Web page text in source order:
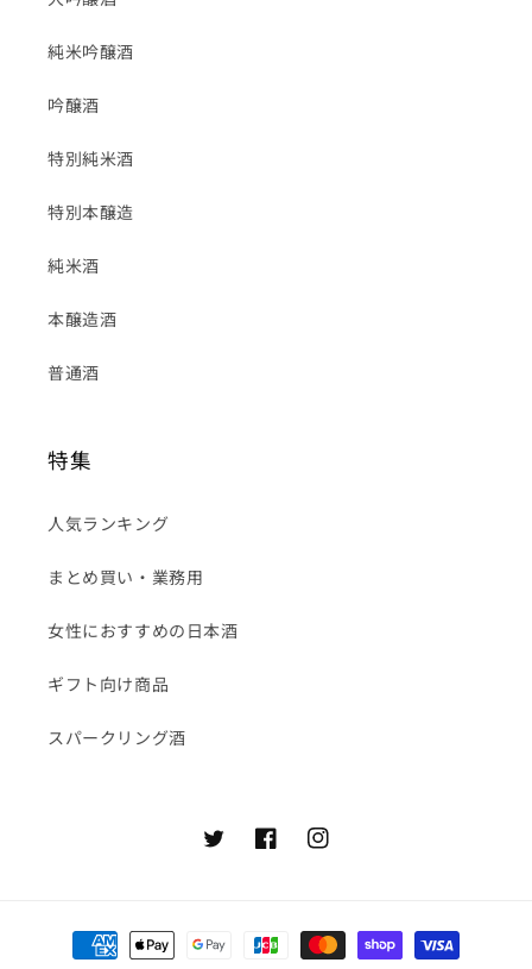
純米吟醸酒
吟醸酒
特別純米酒
特別本醸造
純米酒
本醸造酒
普通酒
特集
人気ランキング
まとめ買い・業務用
女性におすすめの日本酒
ギフト向け商品
スパークリング酒
TwitterFacebookInstagram